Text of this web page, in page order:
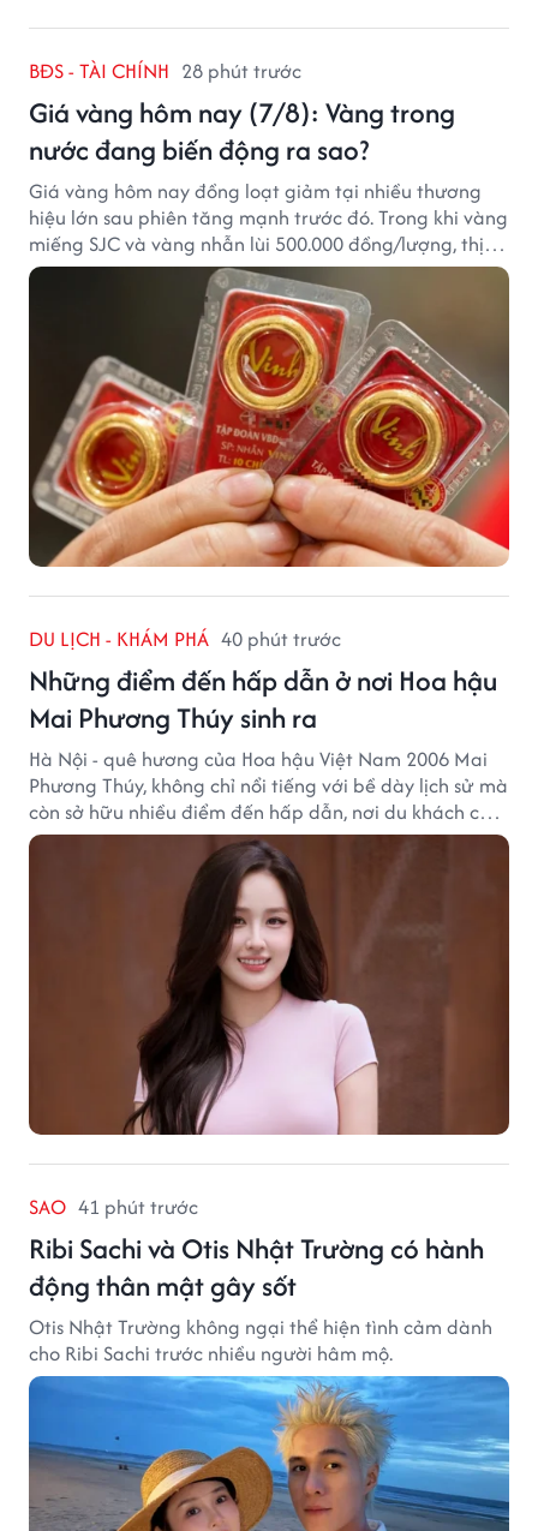
BĐS - TÀI CHÍNH 28 phút trước
Giá vàng hôm nay (7/8): Vàng trong
nước đang biến động ra sao?
Giá vàng hôm nay đồng loạt giảm tại nhiều thương
hiệu lớn sau phiên tăng mạnh trước đó. Trong khi vàng
miếng SJC và vàng nhẫn lùi 500.000 đồng/lượng, thị
trường vẫn duy trì mặt bằng giá cao, với sự chênh
lệch đáng kể giữa các doanh nghiệp.
DU LỊCH - KHÁM PHÁ 40 phút trước
Những điểm đến hấp dẫn ở nơi Hoa hậu
Mai Phương Thúy sinh ra
Hà Nội - quê hương của Hoa hậu Việt Nam 2006 Mai
Phương Thúy, không chỉ nổi tiếng với bề dày lịch sử mà
còn sở hữu nhiều điểm đến hấp dẫn, nơi du khách có
thể cảm nhận trọn vẹn vẻ đẹp cổ kính xen lẫn nhịp
sống hiện đại của Thủ đô.
SAO 41 phút trước
Ribi Sachi và Otis Nhật Trường có hành
động thân mật gây sốt
Otis Nhật Trường không ngại thể hiện tình cảm dành
cho Ribi Sachi trước nhiều người hâm mộ.